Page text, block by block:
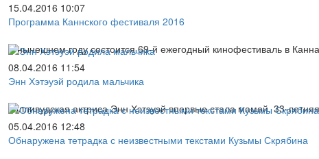
15.04.2016 10:07
Программа Каннского фестиваля 2016
В нынешнем году состоится 69-й ежегодный кинофестиваль в
08.04.2016 11:54
Энн Хэтэуэй родила мальчика
Голливудская актриса Энн Хэтэуэй впервые стала мамой. 33-
05.04.2016 12:48
Обнаружена тетрадка с неизвестными текстами Кузьмы Скрябина